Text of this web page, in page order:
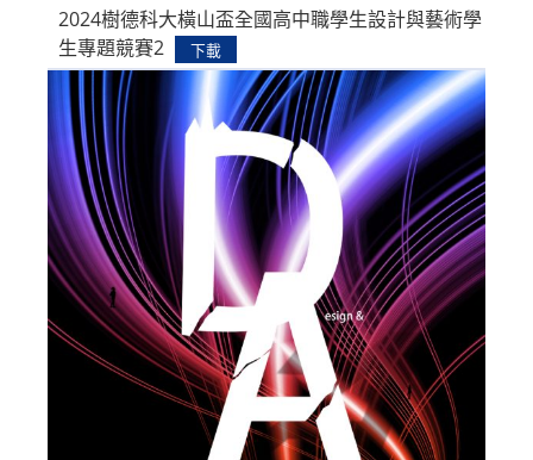
2024樹德科大橫山盃全國高中職學生設計與藝術學
生專題競賽2
下載